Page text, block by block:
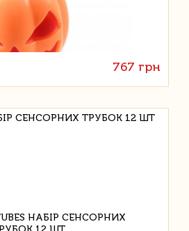
767 грн
СЕНСОРНИХ ТРУБОК 12 ШТ